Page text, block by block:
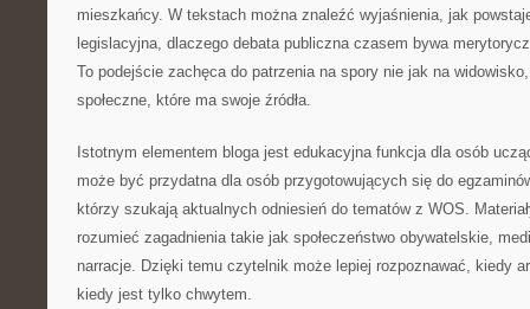
mieszkańcy. W tekstach można znaleźć wyjaśnienia, jak
legislacyjna, dlaczego debata publiczna czasem bywa
To podejście zachęca do patrzenia na spory nie jak na
społeczne, które ma swoje źródła.
Istotnym elementem bloga jest edukacyjna funkcja dla osób
może być przydatna dla osób przygotowujących się do
którzy szukają aktualnych odniesień do tematów z WOS.
rozumieć zagadnienia takie jak społeczeństwo obywatelskie,
narracje. Dzięki temu czytelnik może lepiej rozpoznawać, kiedy
kiedy jest tylko chwytem.